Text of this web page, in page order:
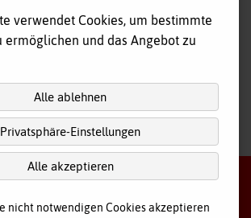
nach oben
verwendet Cookies, um bestimmte
ermöglichen und das Angebot zu
Alle ablehnen
Privatsphäre-Einstellungen
Alle akzeptieren
nicht notwendigen Cookies akzeptieren